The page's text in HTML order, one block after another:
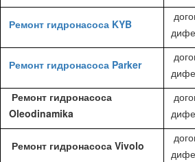
Ремонт гидронасоса KYB
Ремонт гидронасоса Parker
Ремонт гидронасоса
Oleodinamika
Ремонт гидронасоса Vivolo